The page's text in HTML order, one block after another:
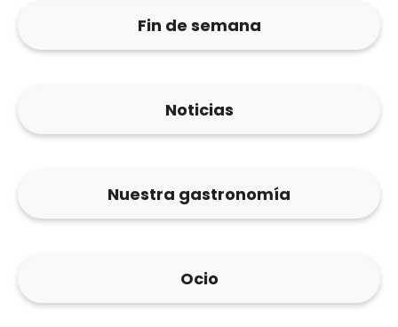
Fin de semana
Noticias
Nuestra gastronomía
Ocio